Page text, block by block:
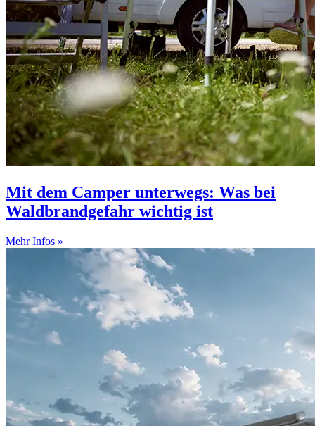
Mit dem Camper unterwegs: Was bei
Waldbrandgefahr wichtig ist
Mehr Infos »